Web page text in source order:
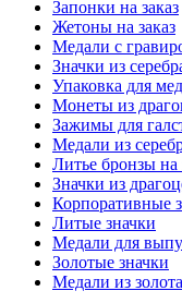
Запонки на заказ
Жетоны на заказ
Медали с
Значки из
Упаковка для
Монеты из
Зажимы для
Медали из
Литье бронзы на
Значки из
Корпоративные
Литые значки
Медали для
Золотые значки
Медали из золота